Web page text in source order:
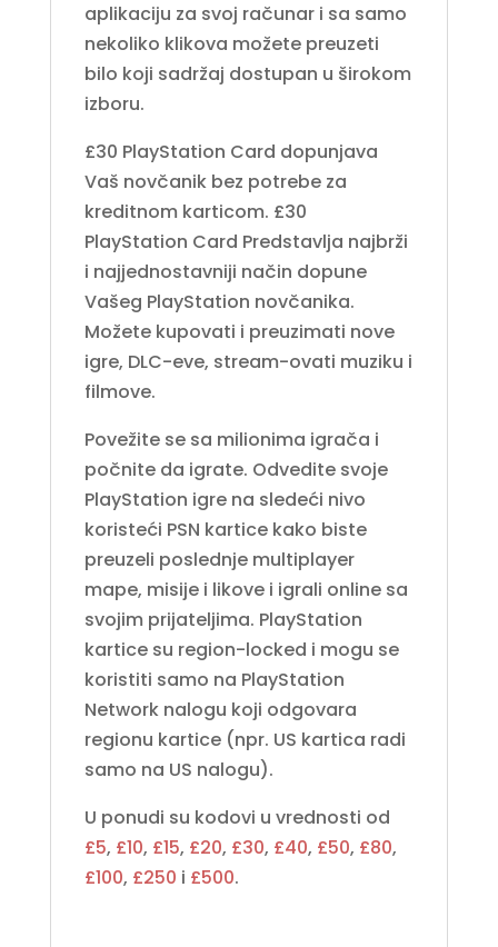
aplikaciju za svoj računar i sa samo
nekoliko klikova možete preuzeti
bilo koji sadržaj dostupan u širokom
izboru.
£30 PlayStation Card dopunjava
Vaš novčanik bez potrebe za
kreditnom karticom. £30
PlayStation Card Predstavlja najbrži
i najjednostavniji način dopune
Vašeg PlayStation novčanika.
Možete kupovati i preuzimati nove
igre, DLC-eve, stream-ovati muziku i
filmove.
Povežite se sa milionima igrača i
počnite da igrate. Odvedite svoje
PlayStation igre na sledeći nivo
koristeći PSN kartice kako biste
preuzeli poslednje multiplayer
mape, misije i likove i igrali online sa
svojim prijateljima. PlayStation
kartice su region-locked i mogu se
koristiti samo na PlayStation
Networknalogu koji odgovara
regionu kartice (npr. US kartica radi
samo na US nalogu).
U ponudi su kodovi u vrednosti od
£5, £10, £15, £20, £30, £40, £50, £80,
£100, £250 i £500.